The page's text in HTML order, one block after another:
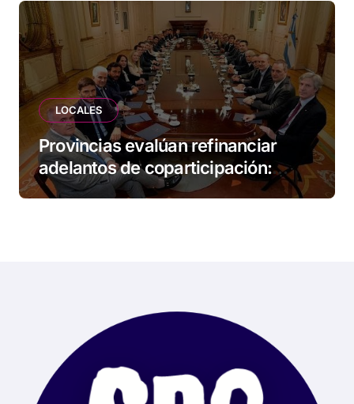
LOCALES
Provincias evalúan refinanciar
adelantos de coparticipación:
Tierra del Fuego, entre las